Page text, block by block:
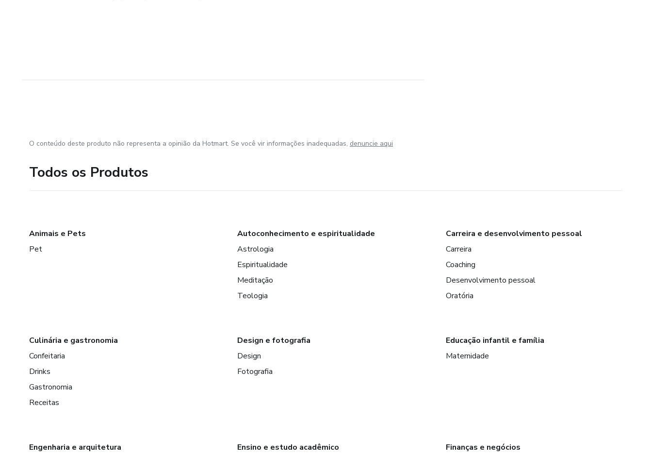
O conteúdo deste produto não representa a opinião da Hotmart. Se você vir informações inadequadas, denuncie aqui
Todos os Produtos
Animais e Pets
Pet
Autoconhecimento e espiritualidade
Astrologia
Espiritualidade
Meditação
Teologia
Carreira e desenvolvimento pessoal
Carreira
Coaching
Desenvolvimento pessoal
Oratória
Culinária e gastronomia
Confeitaria
Drinks
Gastronomia
Receitas
Design e fotografia
Design
Fotografia
Educação infantil e família
Maternidade
Engenharia e arquitetura
Ensino e estudo acadêmico
Finanças e negócios